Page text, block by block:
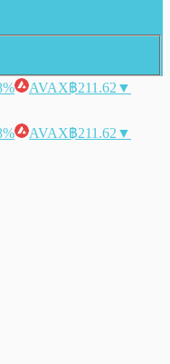
AVAX฿211.62 ▼
AVAX฿211.62 ▼